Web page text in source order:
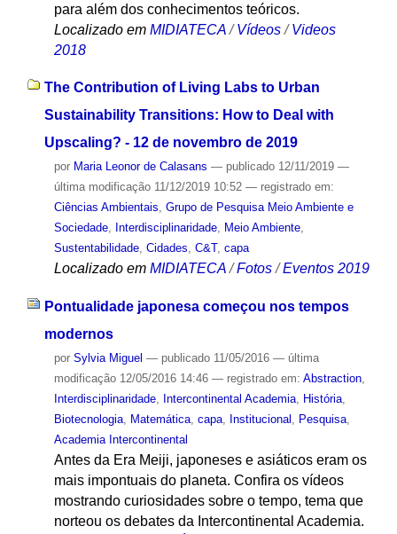
para além dos conhecimentos teóricos.
Localizado em MIDIATECA /Vídeos /Videos
2018
The Contribution of Living Labs to Urban
Sustainability Transitions: How to Deal with
Upscaling? - 12 de novembro de 2019
por Maria Leonor de Calasans — publicado12/11/2019 —
última modificação11/12/2019 10:52 — registrado em:
Ciências Ambientais, Grupo de Pesquisa Meio Ambiente e
Sociedade, Interdisciplinaridade, Meio Ambiente,
Sustentabilidade, Cidades, C&T, capa
Localizado em MIDIATECA /Fotos /Eventos 2019
Pontualidade japonesa começou nos tempos
modernos
por Sylvia Miguel — publicado11/05/2016 — última
modificação12/05/2016 14:46 — registrado em: Abstraction,
Interdisciplinaridade, Intercontinental Academia, História,
Biotecnologia, Matemática, capa, Institucional , Pesquisa,
Academia Intercontinental
Antes da Era Meiji, japoneses e asiáticos eram os
mais impontuais do planeta. Confira os vídeos
mostrando curiosidades sobre o tempo, tema que
norteou os debates da Intercontinental Academia.